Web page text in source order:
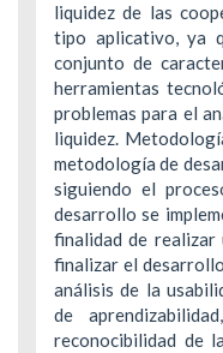
liquidez de las
tipo aplicativo, ya
conjunto de
herramientas
problemas para el
liquidez.
metodología de
siguiendo el
desarrollo se
finalidad de
finalizar el
análisis de la
de
reconocibilidad de